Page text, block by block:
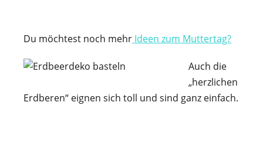
Du möchtest noch mehr Ideen zum Muttertag?
Auch die
„herzlichen
Erdberen“ eignen sich toll und sind ganz einfach.